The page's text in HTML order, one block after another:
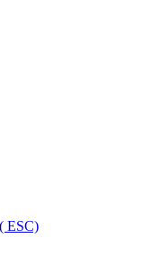
ESC)